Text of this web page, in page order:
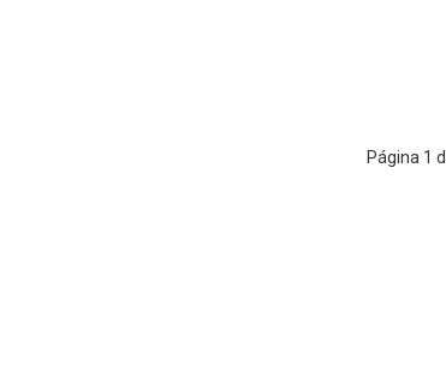
Página 1